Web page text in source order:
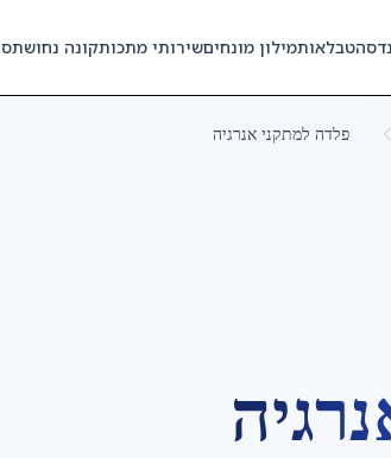
טבלאותמילון מונחיםשירותי מתכותקונה נחושת
פלדה למתקני אנרגיה